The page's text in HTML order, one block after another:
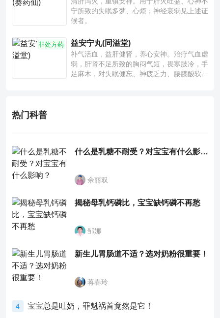
宁所致的失眠多梦、心烦；神经衰弱见上述证
候者。
非处方药 益安宁丸(同溢堂)
补气活血，益肝健肾，养心安神。治疗气血虚
弱，肝肾不足所致的胸闷气短，畏寒肢冷，手
足麻木，对失眠健忘、神疲乏力、腰膝酸软也
热门科普
什么是乳糖不耐受？对宝宝有什么影响？
余丽双
揭秘母乳钙磷比，宝宝缺钙磷不再愁
邹娜
新生儿胃肠道不适？选对奶粉很重要！
蒋春玲
4 宝宝总是吐奶，罪魁祸首竟然是它！